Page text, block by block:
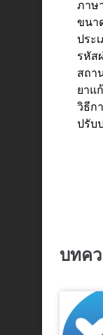
ภาษ
ขนา
ประ
รหัส
สถา
ยาแ
วิธีก
ปรับ
บทคว